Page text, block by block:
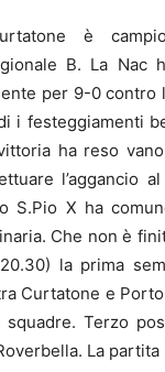
è
B. La Nac
per 9-0 contro
i festeggiamenti
ha reso
l’aggancio
S.Pio X ha
Che non è
la prima
Curtatone e
Terzo
La